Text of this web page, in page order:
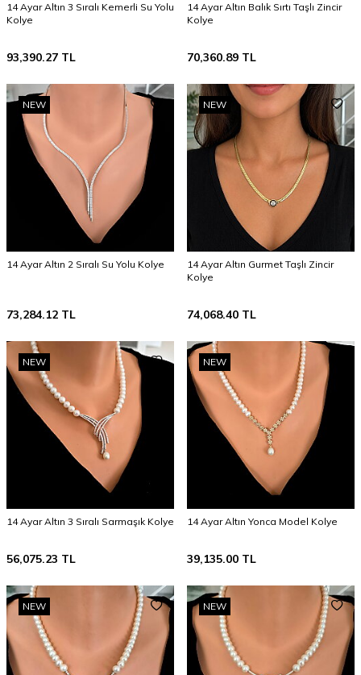
14 Ayar Altın 3 Sıralı Kemerli Su Yolu
Kolye
93,390.27 TL
14 Ayar Altın Balık Sırtı Taşlı Zincir
Kolye
70,360.89 TL
NEW
14 Ayar Altın 2 Sıralı Su Yolu Kolye
73,284.12 TL
NEW
14 Ayar Altın Gurmet Taşlı Zincir
Kolye
74,068.40 TL
NEW
14 Ayar Altın 3 Sıralı Sarmaşık Kolye
56,075.23 TL
NEW
14 Ayar Altın Yonca Model Kolye
39,135.00 TL
NEW NEW